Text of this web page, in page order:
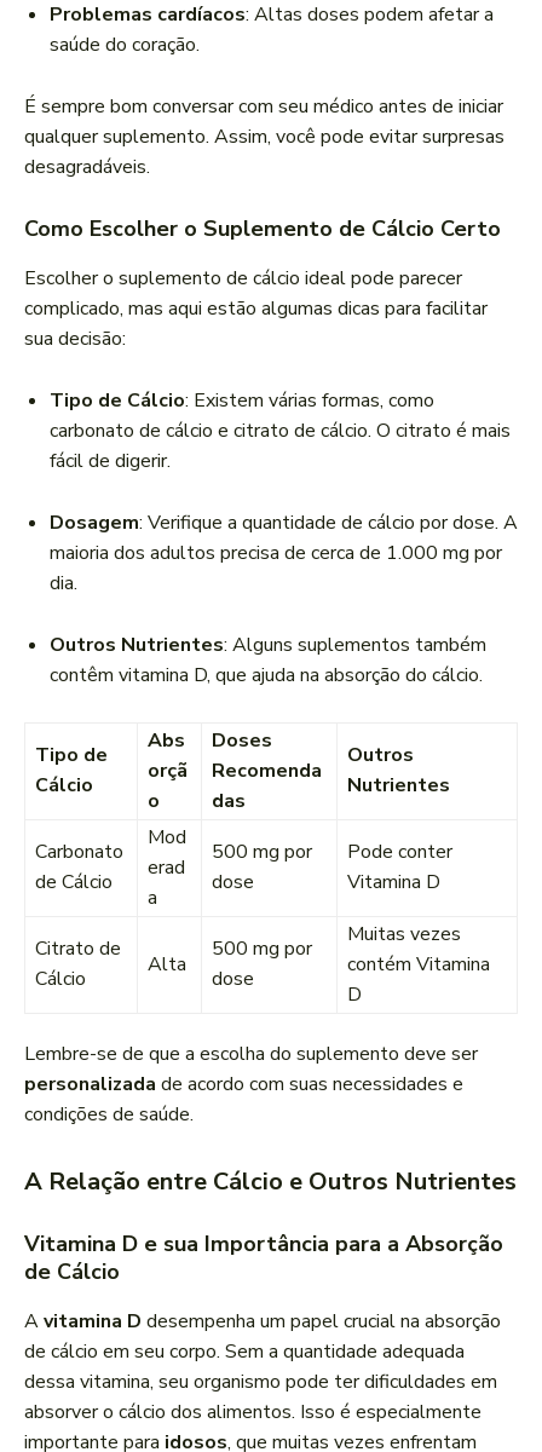
Problemas cardíacos: Altas doses podem afetar a
saúde do coração.
É sempre bom conversar com seu médico antes de iniciar
qualquer suplemento. Assim, você pode evitar surpresas
desagradáveis.
Como Escolher o Suplemento de Cálcio Certo
Escolher o suplemento de cálcio ideal pode parecer
complicado, mas aqui estão algumas dicas para facilitar
sua decisão:
Tipo de Cálcio: Existem várias formas, como
carbonato de cálcio e citrato de cálcio. O citrato é mais
fácil de digerir.
Dosagem: Verifique a quantidade de cálcio por dose. A
maioria dos adultos precisa de cerca de 1.000 mg por
dia.
Outros Nutrientes: Alguns suplementos também
contêm vitamina D, que ajuda na absorção do cálcio.
Tipo de
Cálcio
Abs
orçã
o
Doses
Recomenda
das
Outros
Nutrientes
Carbonato
de Cálcio
Mod
erad
a
500 mg por
dose
Pode conter
Vitamina D
Citrato de
Cálcio
Alta
500 mg por
dose
Muitas vezes
contém Vitamina
D
Lembre-se de que a escolha do suplemento deve ser
personalizada de acordo com suas necessidades e
condições de saúde.
A Relação entre Cálcio e Outros Nutrientes
Vitamina D e sua Importância para a Absorção
de Cálcio
Avitamina D desempenha um papel crucial na absorção
de cálcio em seu corpo. Sem a quantidade adequada
dessa vitamina, seu organismo pode ter dificuldades em
absorver o cálcio dos alimentos. Isso é especialmente
importante para idosos, que muitas vezes enfrentam